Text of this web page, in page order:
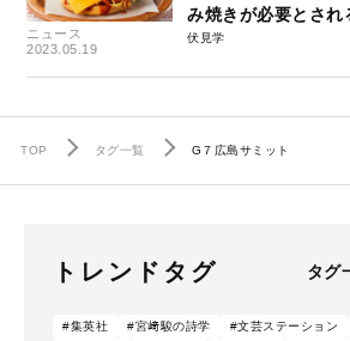
ニュース
2023.05.19
み焼きが必要とされ
伏見学
TOP タグ一覧 G７広島サミット
トレンドタグ タグ
#集英社 #宮﨑駿の詩学 #文芸ステーション